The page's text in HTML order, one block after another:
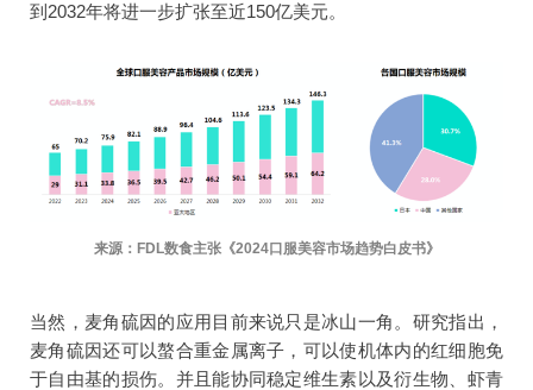
到2032年将进一步扩张至近150亿美元。
来源：FDL数食主张《2024口服美容市场趋势白皮书》
当然，麦角硫因的应用目前来说只是冰山一角。研究指出，
麦角硫因还可以螯合重金属离子，可以使机体内的红细胞免
于自由基的损伤。并且能协同稳定维生素以及衍生物、虾青